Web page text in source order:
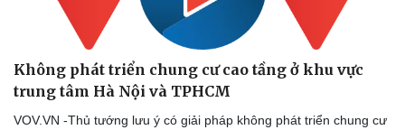
Không phát triển chung cư cao tầng ở khu vực
trung tâm Hà Nội và TPHCM
VOV.VN -Thủ tướng lưu ý có giải pháp không phát triển chung cư